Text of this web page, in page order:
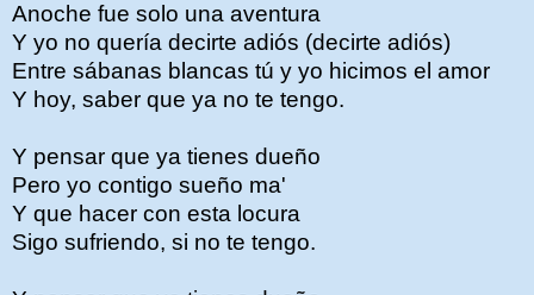
Anoche fue solo una aventura
Y yo no quería decirte adiós (decirte adiós)
Entre sábanas blancas tú y yo hicimos el amor
Y hoy, saber que ya no te tengo.
Y pensar que ya tienes dueño
Pero yo contigo sueño ma'
Y que hacer con esta locura
Sigo sufriendo, si no te tengo.